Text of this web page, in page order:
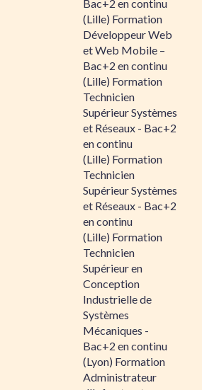
Bac+2 en continu
(Lille) Formation
Développeur Web
et Web Mobile –
Bac+2 en continu
(Lille) Formation
Technicien
Supérieur Systèmes
et Réseaux - Bac+2
en continu
(Lille) Formation
Technicien
Supérieur Systèmes
et Réseaux - Bac+2
en continu
(Lille) Formation
Technicien
Supérieur en
Conception
Industrielle de
Systèmes
Mécaniques -
Bac+2 en continu
(Lyon) Formation
Administrateur